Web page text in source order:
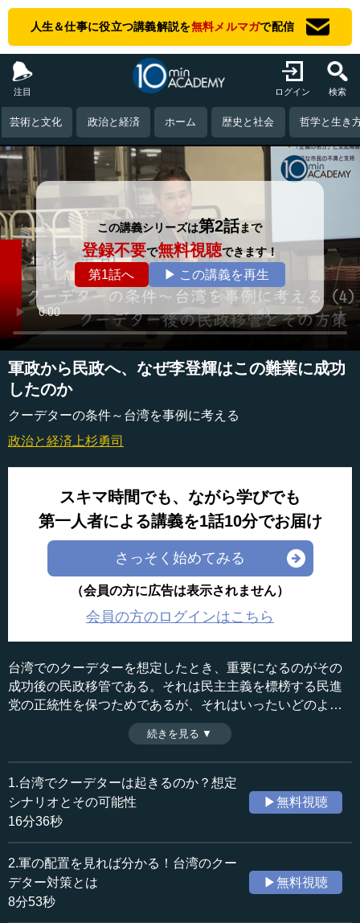
人生＆仕事に役立つ講義解説を無料メルマガで配信
注目 ログイン 検索
芸術と文化 政治と経済 ホーム 歴史と社会 哲学と生き
この講義シリーズは第2話まで
登録不要で無料視聴できます！
第1話へ ▶ この講義を再生
軍政から民政へ、なぜ李登輝はこの難業に成功
したのか
クーデターの条件～台湾を事例に考える
政治と経済 上杉勇司
スキマ時間でも、ながら学びでも
第一人者による講義を1話10分でお届け
さっそく始めてみる
（会員の方に広告は表示されません）
会員の方のログインはこちら
台湾でのクーデターを想定したとき、重要になるのがその
成功後の民政移管である。それは民主主義を標榜する民進
党の正統性を保つためであるが、それはいったいどのよう
に果たされうるのか。一度は民主化に成功した李登輝政権
時代の台湾から考える。（全6話中第4話）
※インタビュアー：川上達史（テンミニッツ・アカデミー
編集長）
収録日：2025年7月23日
追加日：2025年10月11日
カテゴリー：
国際
アジア・オセアニア
≪全文≫
●なぜ民政移管が重要か
続きを見る ▼
1.台湾でクーデターは起きるのか？想定
シナリオとその可能性
16分36秒
▶無料視聴
2.軍の配置を見れば分かる！台湾のクー
デター対策とは
8分53秒
▶無料視聴